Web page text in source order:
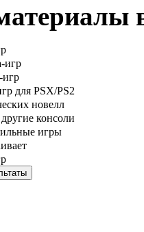
игр
для PSX/PS2
новелл
консоли
игры